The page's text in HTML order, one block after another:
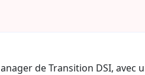
de Transition DSI,